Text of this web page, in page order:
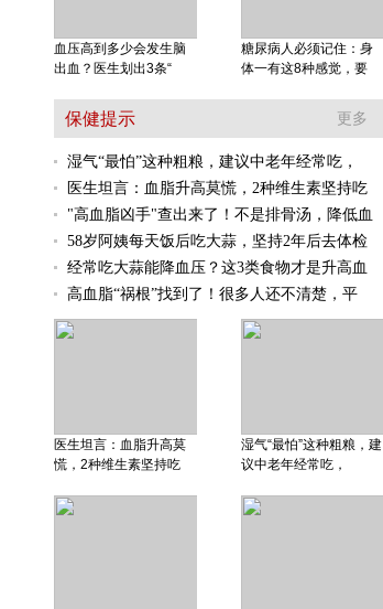
糖尿病人必须记住：身
体一有这8种感觉，要
血压高到多少会发生脑
出血？医生划出3条“
保健提示 更多
湿气“最怕”这种粗粮，建议中老年经常吃，
医生坦言：血脂升高莫慌，2种维生素坚持吃
"高血脂凶手"查出来了！不是排骨汤，降低血
58岁阿姨每天饭后吃大蒜，坚持2年后去体检
经常吃大蒜能降血压？这3类食物才是升高血
高血脂“祸根”找到了！很多人还不清楚，平
湿气“最怕”这种粗粮，建
议中老年经常吃，
医生坦言：血脂升高莫
慌，2种维生素坚持吃